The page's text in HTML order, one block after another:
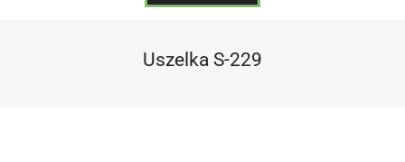
Uszelka S-229